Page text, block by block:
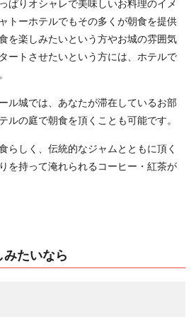
ぱりオシャレで美味しいお料理のイメ
トーホテルでもその多くが朝食を提供
を楽しみたいという方やお城の雰囲気
ートさせたいという方には、ホテルで
ル城では、あなたが滞在しているお部
ルの庭で朝食を頂くことも可能です。
らしく、伝統的なジャムとともに頂く
を持って淹れられるコーヒー・紅茶が
たいなら